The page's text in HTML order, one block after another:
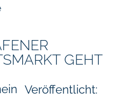
GEHT
Veröffentlicht: